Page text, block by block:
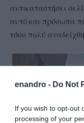
enandro - Do Not
If you wish to opt-out
processing of your
αντικαταστήσει
αυτό και πρόσωπα
τόσο πολύ